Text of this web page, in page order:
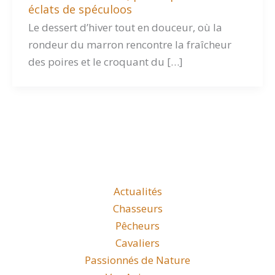
éclats de spéculoos
Le dessert d’hiver tout en douceur, où la
rondeur du marron rencontre la fraîcheur
des poires et le croquant du […]
Actualités
Chasseurs
Pêcheurs
Cavaliers
Passionnés de Nature